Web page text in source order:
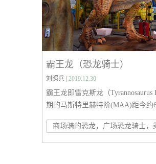
霸王龙（恐龙骑士）
刘照兵 | 2019.12.30
霸王龙即雷克斯龙（
期的马斯特里赫特阶(MAA)距今约
恐龙种类之一。化石分布于北美洲
灭绝的恐龙之一。
商场骑的恐龙，广场恐龙骑士，